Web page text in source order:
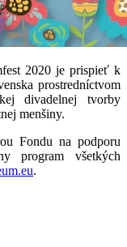
2020 je prispieť k
prostredníctvom
divadelnej tvorby
menšiny.
Fondu na podporu
program všetkých
.